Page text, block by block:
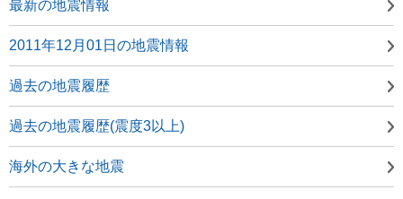
最新の地震情報
2011年12月01日の地震情報
過去の地震履歴
過去の地震履歴(震度3以上)
海外の大きな地震